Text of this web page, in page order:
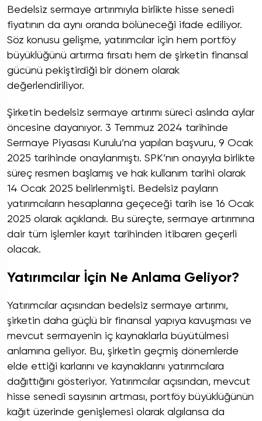
Bedelsiz sermaye artırımıyla birlikte hisse senedi
fiyatının da aynı oranda bölüneceği ifade ediliyor.
Söz konusu gelişme, yatırımcılar için hem portföy
büyüklüğünü artırma fırsatı hem de şirketin finansal
gücünü pekiştirdiği bir dönem olarak
değerlendiriliyor.
Şirketin bedelsiz sermaye artırımı süreci aslında aylar
öncesine dayanıyor. 3 Temmuz 2024 tarihinde
Sermaye Piyasası Kurulu’na yapılan başvuru, 9 Ocak
2025 tarihinde onaylanmıştı. SPK’nın onayıyla birlikte
süreç resmen başlamış ve hak kullanım tarihi olarak
14 Ocak 2025 belirlenmişti. Bedelsiz payların
yatırımcıların hesaplarına geçeceği tarih ise 16 Ocak
2025 olarak açıklandı. Bu süreçte, sermaye artırımına
dair tüm işlemler kayıt tarihinden itibaren geçerli
olacak.
Yatırımcılar İçin Ne Anlama Geliyor?
Yatırımcılar açısından bedelsiz sermaye artırımı,
şirketin daha güçlü bir finansal yapıya kavuşması ve
mevcut sermayenin iç kaynaklarla büyütülmesi
anlamına geliyor. Bu, şirketin geçmiş dönemlerde
elde ettiği karlarını ve kaynaklarını yatırımcılara
dağıttığını gösteriyor. Yatırımcılar açısından, mevcut
hisse senedi sayısının artması, portföy büyüklüğünün
kağıt üzerinde genişlemesi olarak algılansa da